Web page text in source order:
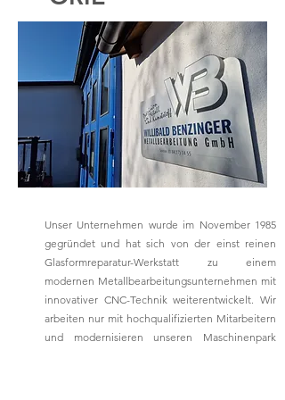
Unser Unternehmen wurde im November 1985
gegründet und hat sich von der einst reinen
Glasformreparatur-Werkstatt zu einem
modernen Metallbearbeitungsunternehmen mit
innovativer CNC-Technik weiterentwickelt. Wir
arbeiten nur mit hochqualifizierten Mitarbeitern
und modernisieren unseren Maschinenpark